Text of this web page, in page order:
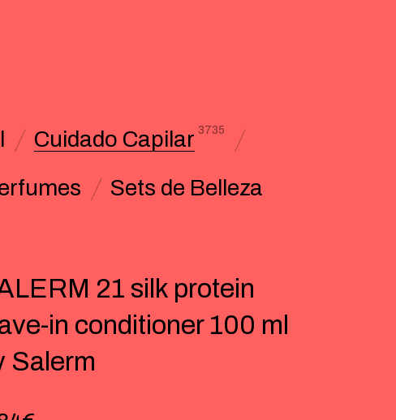
Cuidado Capilar 3735
Sets de Belleza
21 silk protein
in conditioner 100 ml
Salerm